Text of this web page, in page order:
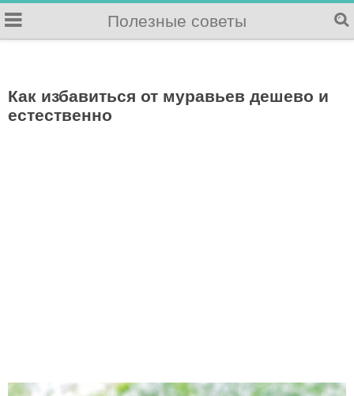
Полезные советы
Как избавиться от муравьев дешево и
естественно